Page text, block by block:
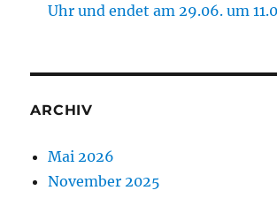
Uhr und endet am 29.06. um
ARCHIV
Mai 2026
November 2025